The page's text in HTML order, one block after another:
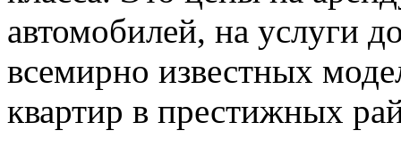
автомобилей, на услуги
всемирно известных
квартир в престижных